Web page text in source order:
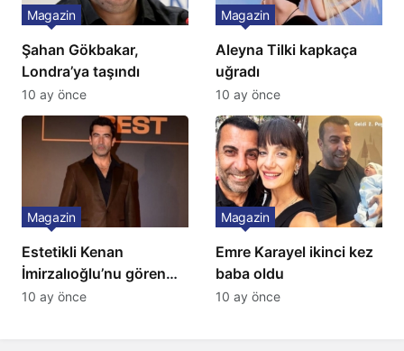
Şahan Gökbakar,
Londra’ya taşındı
Magazin
10 ay önce
Aleyna Tilki kapkaça
uğradı
Magazin
10 ay önce
Estetikli Kenan
İmirzalıoğlu’nu gören
tanıyamıyor: Son hali
Magazin
10 ay önce
Emre Karayel ikinci kez
baba oldu
Magazin
10 ay önce